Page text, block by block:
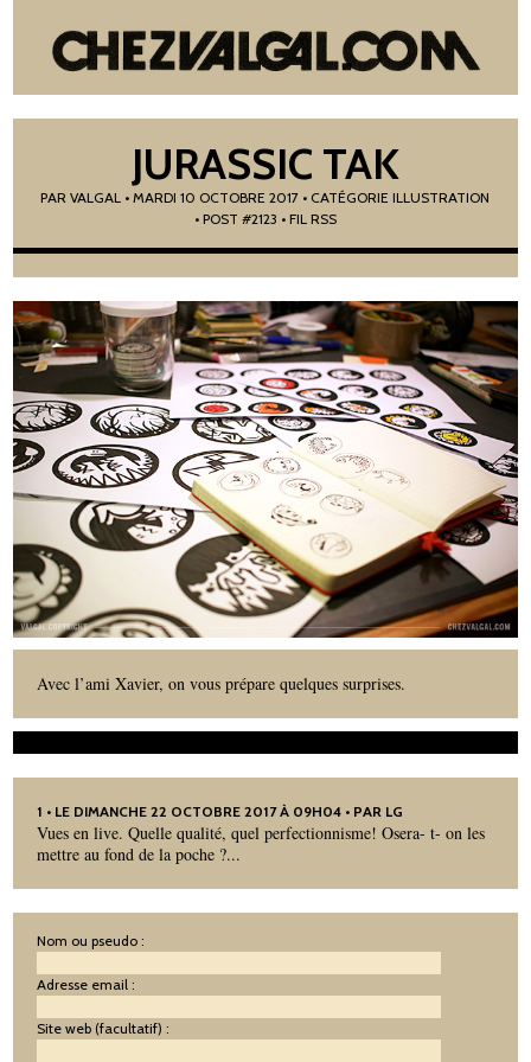
JURASSIC TAK
PARVALGAL •MARDI 10 OCTOBRE 2017 • CATÉGORIEILLUSTRATION
• POST #2123 • FIL RSS
Avec l’ami Xavier, on vous prépare quelques surprises.
1 • LE DIMANCHE 22 OCTOBRE 2017 À 09H04 • PAR LG
Vues en live. Quelle qualité, quel perfectionnisme! Osera- t- on les
mettre au fond de la poche ?...
Nom ou pseudo :
Adresse email :
Site web (facultatif) :